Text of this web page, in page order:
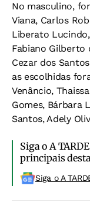
No masculino,
Viana, Carlos
Liberato
Fabiano Gilberto
Cezar dos
as escolhidas
Venâncio,
Gomes, Bárbara
Santos, Adely
Siga o A
principais
Siga o A